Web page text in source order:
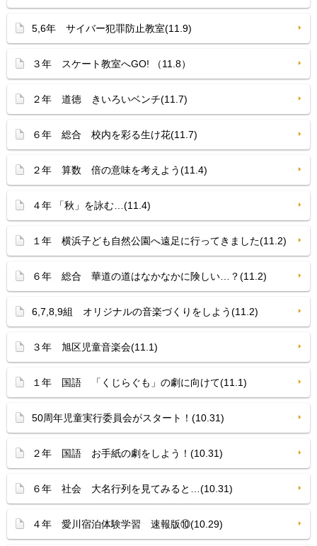
5,6年 サイバー犯罪防止教室(11.9)
３年 スケート教室へGO! （11.8）
２年 道徳 きいろいベンチ(11.7)
６年 総合 校内を彩る生け花(11.7)
２年 算数 倍の意味を考えよう(11.4)
４年 「秋」を詠む…(11.4)
１年 横浜子ども自然公園へ遠足に行ってきました(11.2)
６年 総合 華道の道はなかなかに険しい…？(11.2)
6,7,8,9組 オリジナルの音楽づくりをしよう(11.2)
３年 旭区児童音楽会(11.1)
１年 国語 「くじらぐも」の劇に向けて(11.1)
50周年児童実行委員会がスタート！(10.31)
２年 国語 お手紙の劇をしよう！(10.31)
６年 社会 大名行列を見てみると…(10.31)
４年 愛川宿泊体験学習 速報版⑩(10.29)